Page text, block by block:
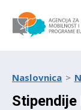
Naslovnica
Stipendije